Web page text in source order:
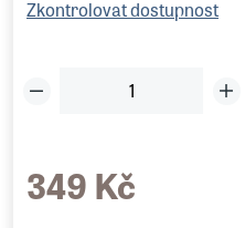
Zkontrolovat dostupnost
349 Kč